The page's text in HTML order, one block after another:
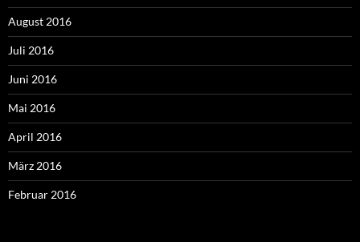
August 2016
Juli 2016
Juni 2016
Mai 2016
April 2016
März 2016
Februar 2016